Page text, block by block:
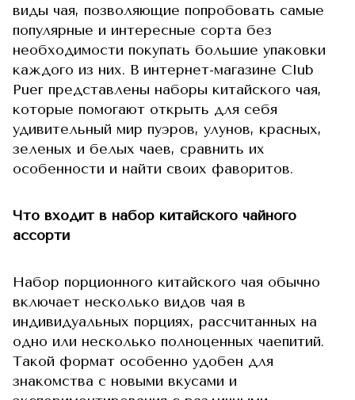
виды чая, позволяющие попробовать самые
популярные и интересные сорта без
необходимости покупать большие упаковки
каждого из них. В интернет-магазине Club
Puer представлены наборы китайского чая,
которые помогают открыть для себя
удивительный мир пуэров, улунов, красных,
зеленых и белых чаев, сравнить их
особенности и найти своих фаворитов.
Что входит в набор китайского чайного
ассорти
Набор порционного китайского чая обычно
включает несколько видов чая в
индивидуальных порциях, рассчитанных на
одно или несколько полноценных чаепитий.
Такой формат особенно удобен для
знакомства с новыми вкусами и